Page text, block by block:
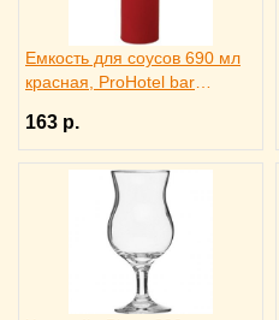
Емкость для соусов 690 мл
красная, ProHotel bar
163 р.